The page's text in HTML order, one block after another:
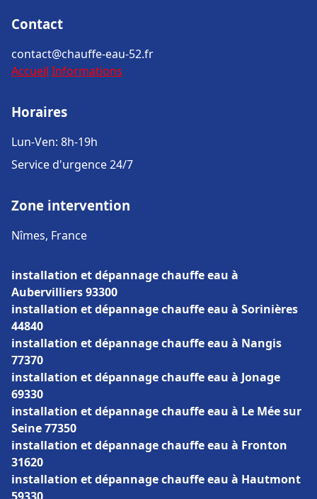
Contact
contact@chauffe-eau-52.fr
Accueil Informations
Horaires
Lun-Ven: 8h-19h
Service d'urgence 24/7
Zone intervention
Nîmes, France
installation et dépannage chauffe eau à
Aubervilliers 93300
installation et dépannage chauffe eau à Sorinières
44840
installation et dépannage chauffe eau à Nangis
77370
installation et dépannage chauffe eau à Jonage
69330
installation et dépannage chauffe eau à Le Mée sur
Seine 77350
installation et dépannage chauffe eau à Fronton
31620
installation et dépannage chauffe eau à Hautmont